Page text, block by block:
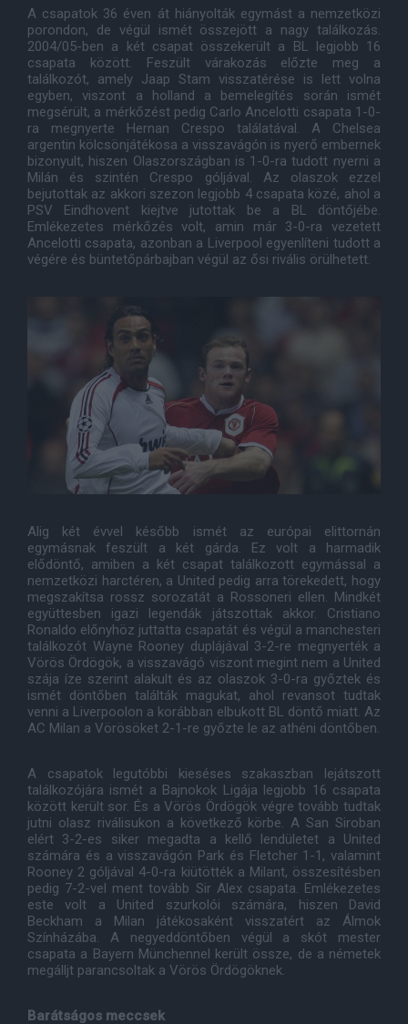
A csapatok 36 éven át hiányolták egymást a nemzetközi
porondon, de végül ismét összejött a nagy találkozás.
2004/05-ben a két csapat összekerült a BL legjobb 16
csapata között. Feszült várakozás előzte meg a
találkozót, amely Jaap Stam visszatérése is lett volna
egyben, viszont a holland a bemelegítés során ismét
megsérült, a mérkőzést pedig Carlo Ancelotti csapata 1-0-
ra megnyerte Hernan Crespo találatával. A Chelsea
argentin kölcsönjátékosa a visszavágón is nyerő embernek
bizonyult, hiszen Olaszországban is 1-0-ra tudott nyerni a
Milán és szintén Crespo góljával. Az olaszok ezzel
bejutottak az akkori szezon legjobb 4 csapata közé, ahol a
PSV Eindhovent kiejtve jutottak be a BL döntőjébe.
Emlékezetes mérkőzés volt, amin már 3-0-ra vezetett
Ancelotti csapata, azonban a Liverpool egyenlíteni tudott a
végére és büntetőpárbajban végül az ősi rivális örülhetett.
Alig két évvel később ismét az európai elittornán
egymásnak feszült a két gárda. Ez volt a harmadik
elődöntő, amiben a két csapat találkozott egymással a
nemzetközi harctéren, a United pedig arra törekedett, hogy
megszakítsa rossz sorozatát a Rossoneri ellen. Mindkét
együttesben igazi legendák játszottak akkor. Cristiano
Ronaldo előnyhöz juttatta csapatát és végül a manchesteri
találkozót Wayne Rooney duplájával 3-2-re megnyerték a
Vörös Ördögök, a visszavágó viszont megint nem a United
szája íze szerint alakult és az olaszok 3-0-ra győztek és
ismét döntőben találták magukat, ahol revansot tudtak
venni a Liverpoolon a korábban elbukott BL döntő miatt. Az
AC Milan a Vörösöket 2-1-re győzte le az athéni döntőben.
A csapatok legutóbbi kieséses szakaszban lejátszott
találkozójára ismét a Bajnokok Ligája legjobb 16 csapata
között került sor. És a Vörös Ördögök végre tovább tudtak
jutni olasz riválisukon a következő körbe. A San Siroban
elért 3-2-es siker megadta a kellő lendületet a United
számára és a visszavágón Park és Fletcher 1-1, valamint
Rooney 2 góljával 4-0-ra kiütötték a Milant, összesítésben
pedig 7-2-vel ment tovább Sir Alex csapata. Emlékezetes
este volt a United szurkolói számára, hiszen David
Beckham a Milan játékosaként visszatért az Álmok
Színházába. A negyeddöntőben végül a skót mester
csapata a Bayern Münchennel került össze, de a németek
megálljt parancsoltak a Vörös Ördögöknek.
Barátságos meccsek